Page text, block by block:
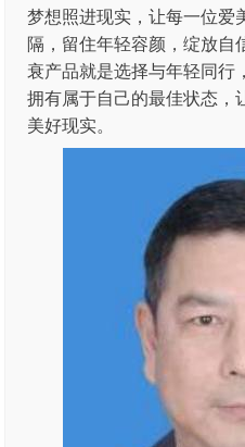
梦想照进现实，让每一位爱
隔，留住年轻容颜，绽放自
衰产品就是选择与年轻同行
拥有属于自己的最佳状态，
美好现实。